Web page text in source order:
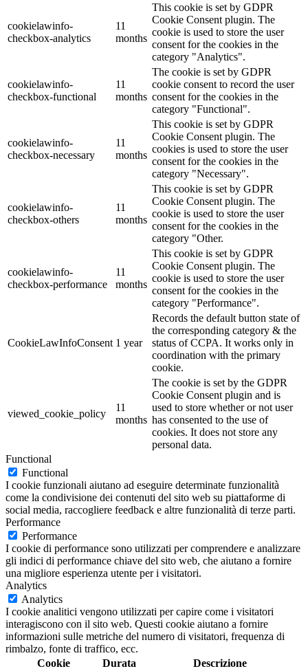
cookielawinfo-
checkbox-analytics
11
months
This cookie is set by GDPR
Cookie Consent plugin. The
cookie is used to store the user
consent for the cookies in the
category "Analytics".
cookielawinfo-
checkbox-functional
11
months
The cookie is set by GDPR
cookie consent to record the user
consent for the cookies in the
category "Functional".
cookielawinfo-
checkbox-necessary
11
months
This cookie is set by GDPR
Cookie Consent plugin. The
cookies is used to store the user
consent for the cookies in the
category "Necessary".
cookielawinfo-
checkbox-others
11
months
This cookie is set by GDPR
Cookie Consent plugin. The
cookie is used to store the user
consent for the cookies in the
category "Other.
cookielawinfo-
checkbox-performance
11
months
This cookie is set by GDPR
Cookie Consent plugin. The
cookie is used to store the user
consent for the cookies in the
category "Performance".
CookieLawInfoConsent 1 year
Records the default button state of
the corresponding category & the
status of CCPA. It works only in
coordination with the primary
cookie.
viewed_cookie_policy
11
months
The cookie is set by the GDPR
Cookie Consent plugin and is
used to store whether or not user
has consented to the use of
cookies. It does not store any
personal data.
Functional
Functional
I cookie funzionali aiutano ad eseguire determinate funzionalità
come la condivisione dei contenuti del sito web su piattaforme di
social media, raccogliere feedback e altre funzionalità di terze parti.
Performance
Performance
I cookie di performance sono utilizzati per comprendere e analizzare
gli indici di performance chiave del sito web, che aiutano a fornire
una migliore esperienza utente per i visitatori.
Analytics
Analytics
I cookie analitici vengono utilizzati per capire come i visitatori
interagiscono con il sito web. Questi cookie aiutano a fornire
informazioni sulle metriche del numero di visitatori, frequenza di
rimbalzo, fonte di traffico, ecc.
Cookie
Durata Descrizione